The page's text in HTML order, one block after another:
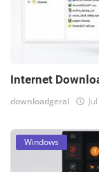
Internet
downloadgeral
Windows